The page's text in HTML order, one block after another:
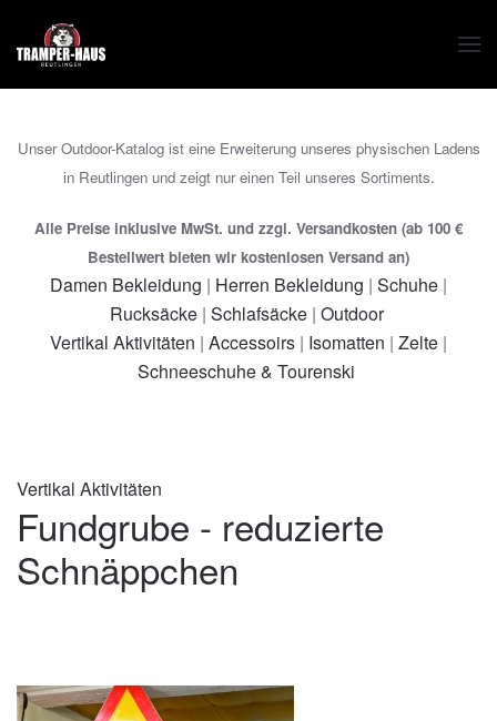
Zum Hauptinhalt springen
Unser Outdoor-Katalog ist eine Erweiterung unseres physischen Ladens
in Reutlingen und zeigt nur einen Teil unseres Sortiments.
Alle Preise inklusive MwSt. und zzgl. Versandkosten (ab 100 €
Bestellwert bieten wir kostenlosen Versand an)
Damen Bekleidung | Herren Bekleidung | Schuhe |
Rucksäcke| Schlafsäcke| Outdoor
Vertikal Aktivitäten | Accessoirs | Isomatten | Zelte |
Schneeschuhe & Tourenski
Vertikal Aktivitäten
Fundgrube - reduzierte
Schnäppchen